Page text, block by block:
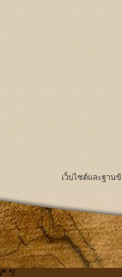
เว็บไซต์และฐาน
/* */